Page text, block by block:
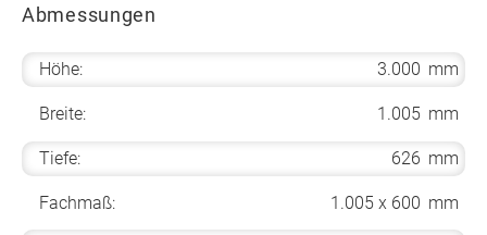
Abmessungen
Höhe: 3.000 mm
Breite: 1.005 mm
Tiefe: 626 mm
Fachmaß: 1.005 x 600 mm